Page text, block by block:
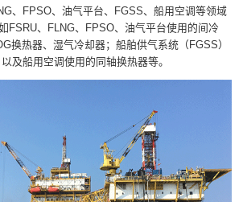
、FPSO、油气平台、FGSS、船用空调等领域
FSRU、FLNG、FPSO、油气平台使用的间冷
换热器、湿气冷却器；船舶供气系统（FGSS）
及船用空调使用的同轴换热器等。